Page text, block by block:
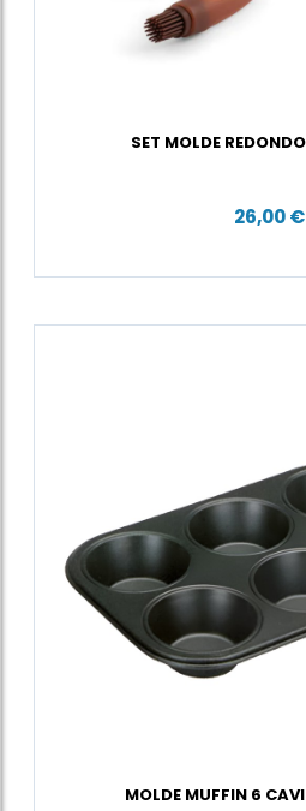
SET MOLDE
26,00 €
MOLDE MUFFIN 6